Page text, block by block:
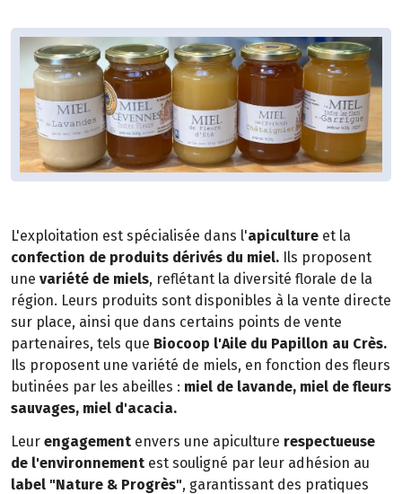
L'exploitation est spécialisée dans l'apiculture et la
confection de produits dérivés du miel. Ils proposent
une variété de miels, reflétant la diversité florale de la
région. Leurs produits sont disponibles à la vente directe
sur place, ainsi que dans certains points de vente
partenaires, tels que Biocoop l'Aile du Papillon au Crès.
Ils proposent une variété de miels, en fonction des fleurs
butinées par les abeilles : miel de lavande, miel de fleurs
sauvages, miel d'acacia.
Leur engagement envers une apiculture respectueuse
de l'environnement est souligné par leur adhésion au
label "Nature & Progrès", garantissant des pratiques